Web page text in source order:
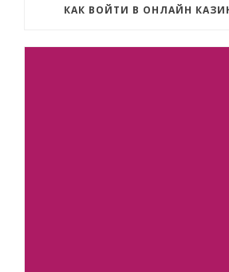
КАК ВОЙТИ В ОНЛАЙН